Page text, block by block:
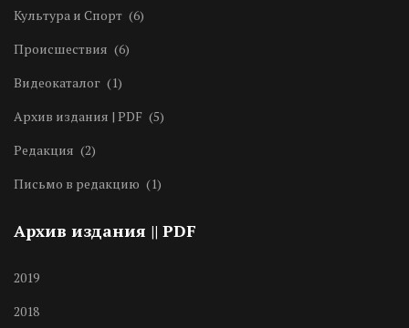
Культура и Спорт (6)
Происшествия (6)
Видеокаталог (1)
Архив издания | PDF (5)
Редакция (2)
Письмо в редакцию (1)
Архив издания || PDF
2019
2018